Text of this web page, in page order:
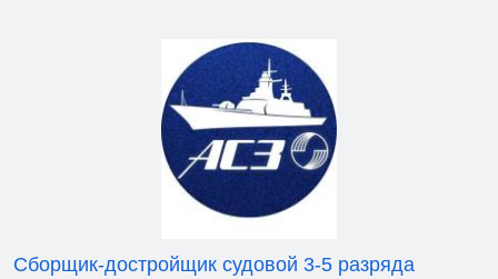
Сборщик-достройщик судовой 3-5 разряда